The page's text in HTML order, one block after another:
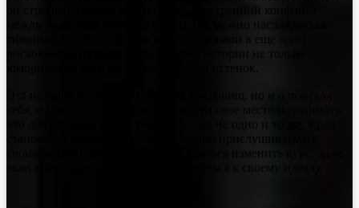
он стремится найти мир и покой. Внутренний конфликт
тишиной, и обязанностью идти с друзьями в еще одно
рискованное путешествие, придает истории не только
что для каждого из нас счастье — это не одно и то же. Край
становится примером того, как важно прислушиваться к
своим истинным желаниям и не бояться изменить курс, даже
если все вокруг продолжают стремиться к своему идеалу.